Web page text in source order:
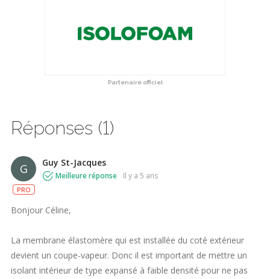
Partenaire officiel
Réponses (1)
G
PRO
Guy St-Jacques
Meilleure réponse il y a 5 ans
Bonjour Céline,
La membrane élastomère qui est installée du coté extérieur
devient un coupe-vapeur. Donc il est important de mettre un
isolant intérieur de type expansé à faible densité pour ne pas